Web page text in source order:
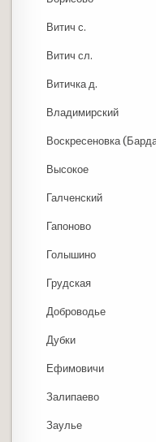
Витич с.
Витич сл.
Витичка д.
Владимирский
Воскресеновка
Высокое
Галченский
Гапоново
Голышино
Грудская
Доброводье
Дубки
Ефимовичи
Залипаево
Заулье